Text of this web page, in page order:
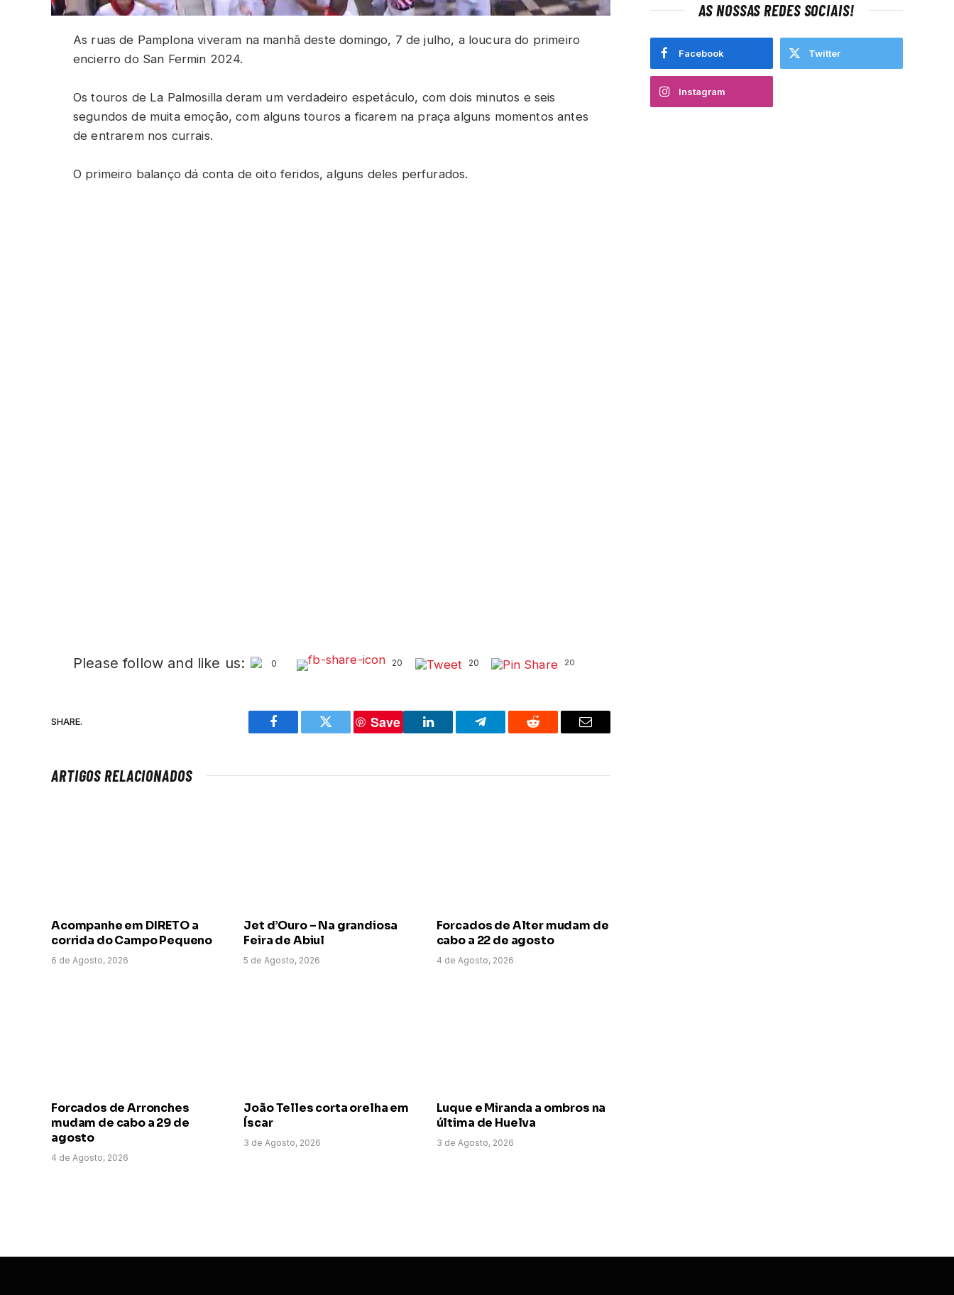
As ruas de Pamplona viveram na manhã deste domingo, 7 de julho, a loucura do primeiro
encierro do San Fermin 2024.
Os touros de La Palmosilla deram um verdadeiro espetáculo, com dois minutos e seis
segundos de muita emoção, com alguns touros a ficarem na praça alguns momentos antes
de entrarem nos currais.
O primeiro balanço dá conta de oito feridos, alguns deles perfurados.
Please follow and like us: 0 20 20 20
SHARE.
Facebook Twitter
Save
LinkedIn Telegram Reddit Email
ARTIGOS RELACIONADOS
Acompanhe em DIRETO a
corrida do Campo Pequeno
6 de Agosto, 2026
Jet d’Ouro – Na grandiosa
Feira de Abiul
5 de Agosto, 2026
Forcados de Alter mudam de
cabo a 22 de agosto
4 de Agosto, 2026
Forcados de Arronches
mudam de cabo a 29 de
agosto
4 de Agosto, 2026
João Telles corta orelha em
Íscar
3 de Agosto, 2026
Luque e Miranda a ombros na
última de Huelva
3 de Agosto, 2026
AS NOSSAS REDES SOCIAIS!
Facebook Twitter
Instagram